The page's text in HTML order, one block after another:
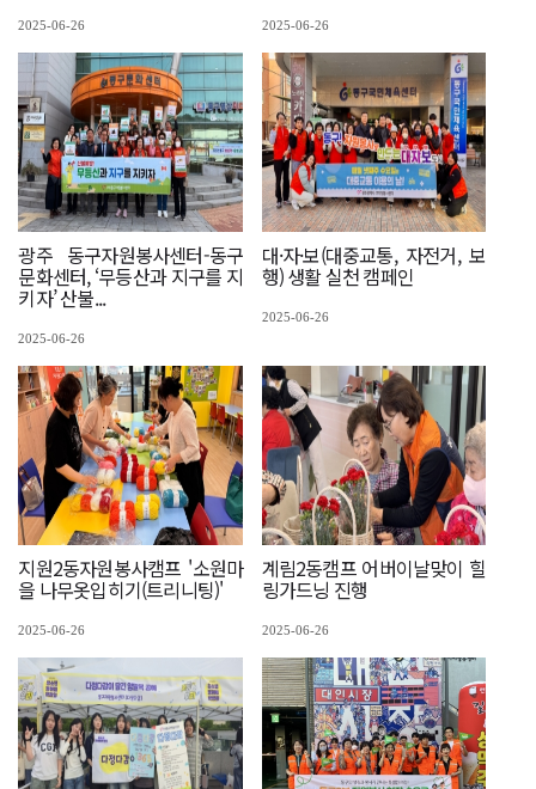
2025-06-26 2025-06-26
광주 동구자원봉사센터-동구
문화센터, ‘무등산과 지구를 지
키자’ 산불...
2025-06-26
대·자·보(대중교통, 자전거, 보
행) 생활 실천 캠페인
2025-06-26
지원2동자원봉사캠프 '소원마
을 나무옷입히기(트리니팅)'
2025-06-26
계림2동캠프 어버이날맞이 힐
링가드닝 진행
2025-06-26